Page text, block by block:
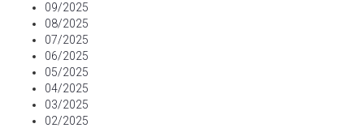
09/2025
08/2025
07/2025
06/2025
05/2025
04/2025
03/2025
02/2025